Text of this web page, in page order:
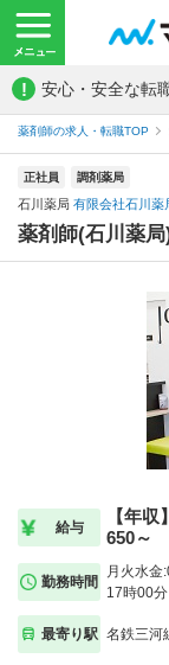
! 安心・安全な転
薬剤師の求人・転職TOP
正社員 調剤薬局
石川薬局 有限会社石川薬
薬剤師(石川薬局
給与
【年
650～
勤務時間
月火水金
17時00分
最寄り駅 名鉄三河